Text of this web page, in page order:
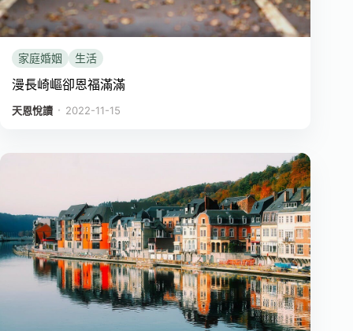
家庭婚姻 生活
漫長崎嶇卻恩福滿滿
天恩悅讀 ． 2022-11-15